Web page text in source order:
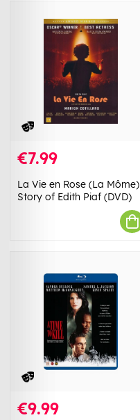
€7.99
La Vie en Rose (La Môme)
Story of Edith Piaf (DVD)
€9.99